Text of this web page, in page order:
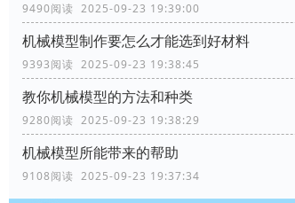
9490阅读 2025-09-23 19:39:00
机械模型制作要怎么才能选到好材料
9393阅读 2025-09-23 19:38:45
教你机械模型的方法和种类
9280阅读 2025-09-23 19:38:29
机械模型所能带来的帮助
9108阅读 2025-09-23 19:37:34